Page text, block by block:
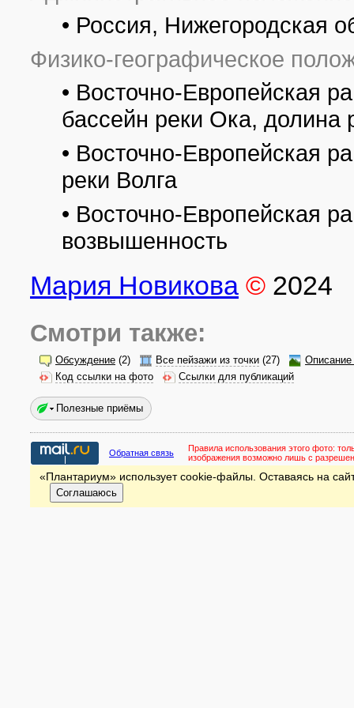
Нижний Новгород является одним из городов проведения ЧМ-
международного класса «Нижний Новгород».
Все фотографии(27) Фото растений и лишайников(44)
• Россия, Нижегородская
Физико-географическое
• Восточно-Европейская
бассейн реки Ока, долина
• Восточно-Европейская
реки Волга
• Восточно-Европейская
возвышенность
Мария Новикова © 2024
Смотри также:
Обсуждение (2) Все пейзажи из точки (27)
Описание
Код ссылки на фото
Ссылки для публикаций
Полезные приёмы
Обратная связь Правила использования этого фото:
изображения возможно лишь с
«Плантариум» использует cookie-файлы. Оставаясь на
Соглашаюсь